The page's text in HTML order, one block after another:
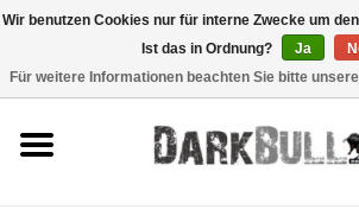
Schiesstraining
Wir benutzen Cookies nur für interne Zwecke um
Ist das in Ordnung?
Ja
Für weitere Informationen beachten Sie bitte